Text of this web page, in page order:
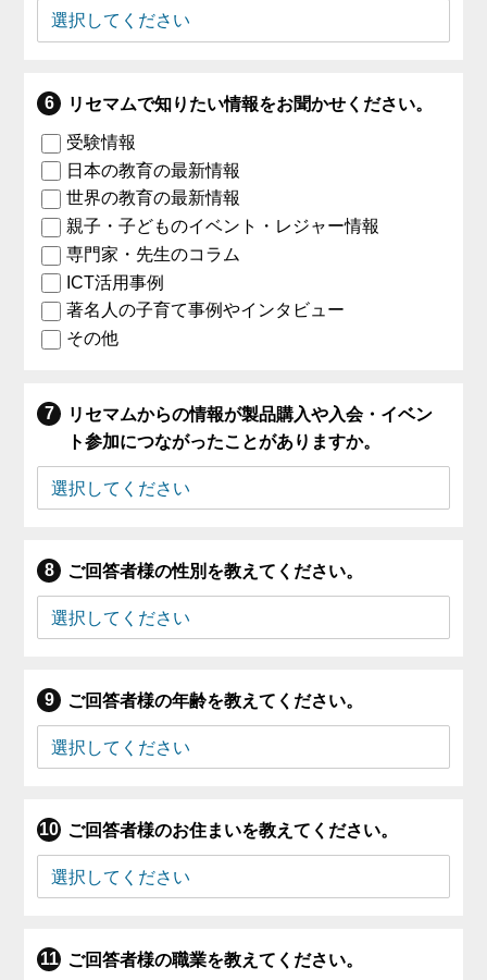
リセマムで知りたい情報をお聞かせください。
受験情報
日本の教育の最新情報
世界の教育の最新情報
親子・子どものイベント・レジャー情報
専門家・先生のコラム
ICT活用事例
著名人の子育て事例やインタビュー
その他
リセマムからの情報が製品購入や入会・イベン
ト参加につながったことがありますか。
ご回答者様の性別を教えてください。
ご回答者様の年齢を教えてください。
ご回答者様のお住まいを教えてください。
ご回答者様の職業を教えてください。